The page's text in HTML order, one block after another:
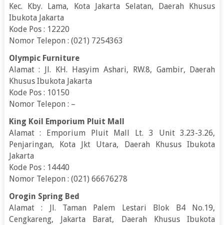
Kec. Kby. Lama, Kota Jakarta Selatan, Daerah Khusus
Ibukota Jakarta
Kode Pos : 12220
Nomor Telepon : (021) 7254363
Olympic Furniture
Alamat : Jl. KH. Hasyim Ashari, RW.8, Gambir, Daerah
Khusus Ibukota Jakarta
Kode Pos : 10150
Nomor Telepon : –
King Koil Emporium Pluit Mall
Alamat : Emporium Pluit Mall Lt. 3 Unit 3.23-3.26,
Penjaringan, Kota Jkt Utara, Daerah Khusus Ibukota
Jakarta
Kode Pos : 14440
Nomor Telepon : (021) 66676278
Orogin Spring Bed
Alamat : Jl. Taman Palem Lestari Blok B4 No.19,
Cengkareng, Jakarta Barat, Daerah Khusus Ibukota